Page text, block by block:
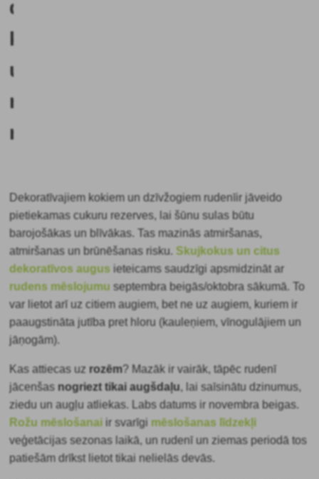
dekoratīvajiem
kokiem
un
rozēm
rudenī?
Dekoratīvajiem kokiem un dzīvžogiemrudenīir jāveido
pietiekamas cukuru rezerves, lai šūnu sulas būtu
barojošākas un blīvākas. Tas mazinās atmiršanas,
atmiršanas un brūnēšanas risku.Skujkokus un citus
dekoratīvos augus ieteicams saudzīgi apsmidzināt ar
rudens mēslojumu septembra beigās/oktobra sākumā. To
var lietot arī uz citiem augiem, bet ne uz augiem, kuriem ir
paaugstināta jutība pret hloru (kauleņiem, vīnogulājiem un
jāņogām).
Kas attiecas uzrozēm? Mazāk ir vairāk, tāpēc rudenī
jācenšasnogriezt tikai augšdaļu, lai saīsinātu dzinumus,
ziedu un augļu atliekas. Labs datums ir novembra beigas.
Rožu mēslošanai ir svarīgimēslošanas līdzekļi
veģetācijas sezonas laikā, un rudenī un ziemas periodā tos
patiešām drīkst lietot tikai nelielās devās.